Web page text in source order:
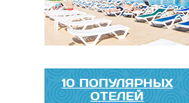
10 ПОПУЛЯРНЫХ
ОТЕЛЕЙ